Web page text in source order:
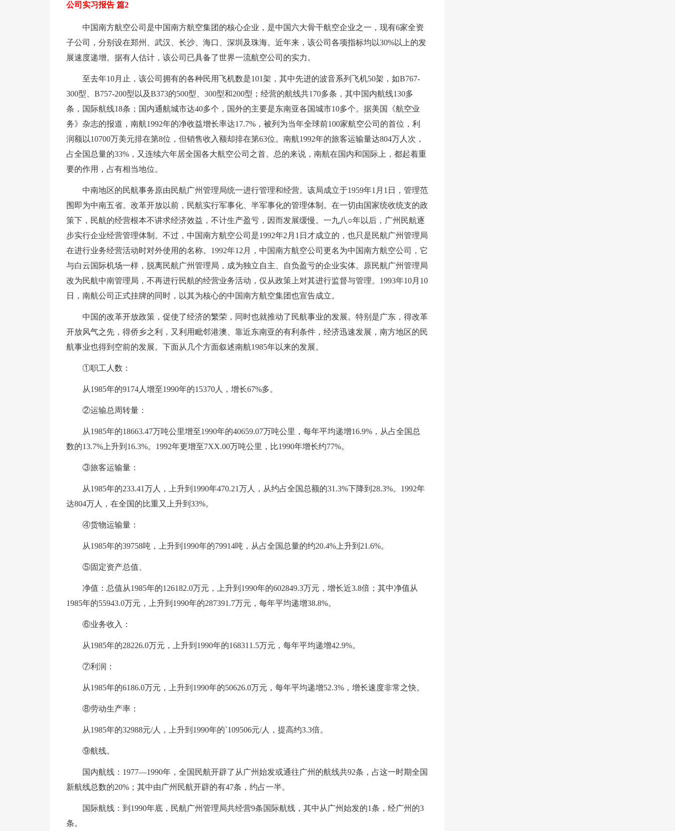
公司实习报告 篇2
中国南方航空公司是中国南方航空集团的核心企业，是中国六大骨干航空企业之一，现有6家全资
子公司，分别设在郑州、武汉、长沙、海口、深圳及珠海。近年来，该公司各项指标均以30%以上的发
展速度递增。据有人估计，该公司已具备了世界一流航空公司的实力。
至去年10月止，该公司拥有的各种民用飞机数是101架，其中先进的波音系列飞机50架，如B767-
300型、B757-200型以及B373的500型、300型和200型；经营的航线共170多条，其中国内航线130多
条，国际航线18条；国内通航城市达40多个，国外的主要是东南亚各国城市10多个。据美国《航空业
务》杂志的报道，南航1992年的净收益增长率达17.7%，被列为当年全球前100家航空公司的首位，利
润额以10700万美元排在第8位，但销售收入额却排在第63位。南航1992年的旅客运输量达804万人次，
占全国总量的33%，又连续六年居全国各大航空公司之首。总的来说，南航在国内和国际上，都起着重
要的作用，占有相当地位。
中南地区的民航事务原由民航广州管理局统一进行管理和经营。该局成立于1959年1月1日，管理范
围即为中南五省。改革开放以前，民航实行军事化、半军事化的管理体制。在一切由国家统收统支的政
策下，民航的经营根本不讲求经济效益，不计生产盈亏，因而发展缓慢。一九八○年以后，广州民航逐
步实行企业经营管理体制。不过，中国南方航空公司是1992年2月1日才成立的，也只是民航广州管理局
在进行业务经营活动时对外使用的名称。1992年12月，中国南方航空公司更名为中国南方航空公司，它
与白云国际机场一样，脱离民航广州管理局，成为独立自主、自负盈亏的企业实体。原民航广州管理局
改为民航中南管理局，不再进行民航的经营业务活动，仅从政策上对其进行监督与管理。1993年10月10
日，南航公司正式挂牌的同时，以其为核心的中国南方航空集团也宣告成立。
中国的改革开放政策，促使了经济的繁荣，同时也就推动了民航事业的发展。特别是广东，得改革
开放风气之先，得侨乡之利，又利用毗邻港澳、靠近东南亚的有利条件，经济迅速发展，南方地区的民
航事业也得到空前的发展。下面从几个方面叙述南航1985年以来的发展。
①职工人数：
从1985年的9174人增至1990年的15370人，增长67%多。
②运输总周转量：
从1985年的18663.47万吨公里增至1990年的40659.07万吨公里，每年平均递增16.9%，从占全国总
数的13.7%上升到16.3%。1992年更增至7XX.00万吨公里，比1990年增长约77%。
③旅客运输量：
从1985年的233.41万人，上升到1990年470.21万人，从约占全国总额的31.3%下降到28.3%。1992年
达804万人，在全国的比重又上升到33%。
④货物运输量：
从1985年的39758吨，上升到1990年的79914吨，从占全国总量的约20.4%上升到21.6%。
⑤固定资产总值、
净值：总值从1985年的126182.0万元，上升到1990年的602849.3万元，增长近3.8倍；其中净值从
1985年的55943.0万元，上升到1990年的287391.7万元，每年平均递增38.8%。
⑥业务收入：
从1985年的28226.0万元，上升到1990年的168311.5万元，每年平均递增42.9%。
⑦利润：
从1985年的6186.0万元，上升到1990年的50626.0万元，每年平均递增52.3%，增长速度非常之快。
⑧劳动生产率：
从1985年的32988元/人，上升到1990年的`109506元/人，提高约3.3倍。
⑨航线。
国内航线：1977—1990年，全国民航开辟了从广州始发或通往广州的航线共92条，占这一时期全国
新航线总数的20%；其中由广州民航开辟的有47条，约占一半。
国际航线：到1990年底，民航广州管理局共经营9条国际航线，其中从广州始发的1条，经广州的3
条。